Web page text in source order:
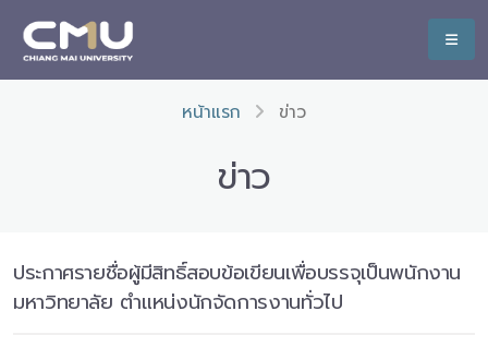
หน้าแรก ข่าว
ข่าว
ประกาศรายชื่อผู้มีสิทธิ์สอบข้อเขียนเพื่อบรรจุเป็นพนักงาน
มหาวิทยาลัย ตำแหน่งนักจัดการงานทั่วไป